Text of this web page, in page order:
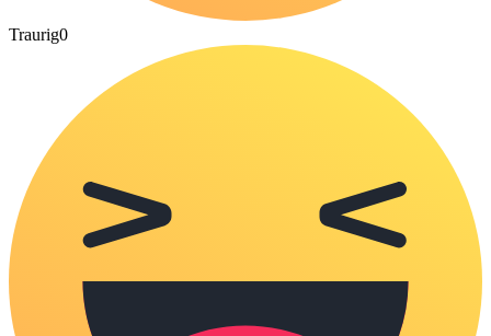
Traurig0